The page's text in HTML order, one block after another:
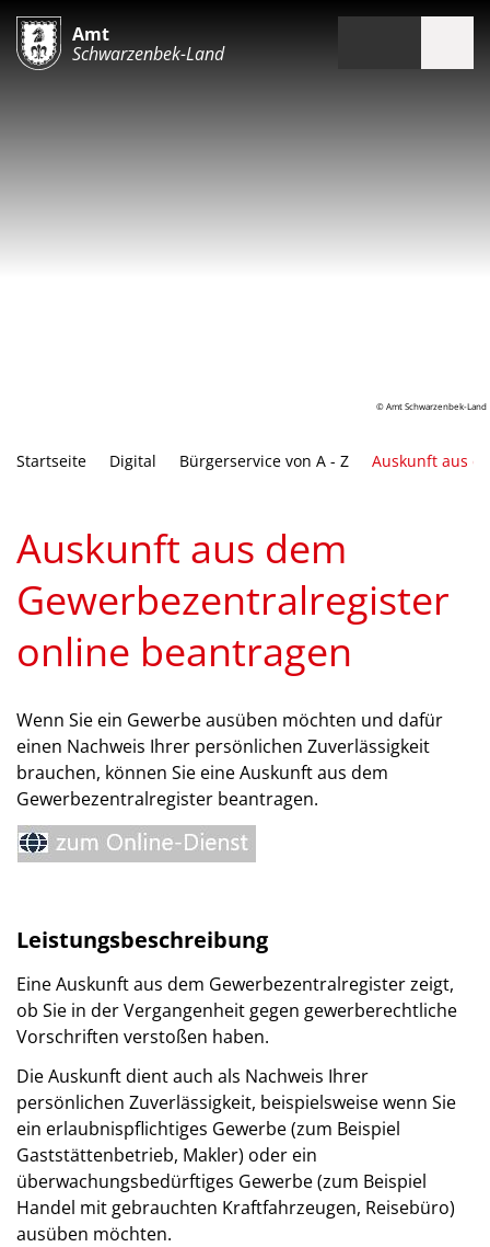
Amt
Schwarzenbek-Land
© Amt Schwarzenbek-Land
Startseite Digital Bürgerservice von A - Z Auskunft aus
Auskunft aus dem
Gewerbezentralregister
online beantragen
Wenn Sie ein Gewerbe ausüben möchten und dafür
einen Nachweis Ihrer persönlichen Zuverlässigkeit
brauchen, können Sie eine Auskunft aus dem
Gewerbezentralregister beantragen.
Leistungsbeschreibung
Eine Auskunft aus dem Gewerbezentralregister zeigt,
ob Sie in der Vergangenheit gegen gewerberechtliche
Vorschriften verstoßen haben.
Die Auskunft dient auch als Nachweis Ihrer
persönlichen Zuverlässigkeit, beispielsweise wenn Sie
ein erlaubnispflichtiges Gewerbe (zum Beispiel
Gaststättenbetrieb, Makler) oder ein
überwachungsbedürftiges Gewerbe (zum Beispiel
Handel mit gebrauchten Kraftfahrzeugen, Reisebüro)
ausüben möchten.